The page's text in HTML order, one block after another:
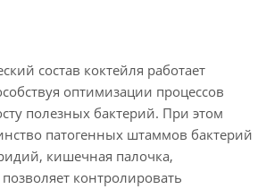
состав коктейля работает
оптимизации процессов
полезных бактерий. При этом
патогенных штаммов бактерий
кишечная палочка,
контролировать